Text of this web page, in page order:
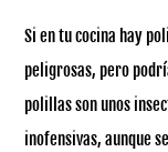
Si en tu cocina hay
peligrosas, pero
polillas son unos
inofensivas, aunque